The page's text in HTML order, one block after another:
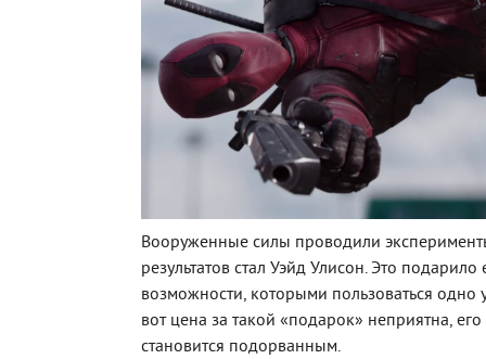
Вооруженные силы проводили
результатов стал Уэйд Улисон. Это
возможности, которыми пользоваться одно
вот цена за такой «подарок» неприятна,
становится подорванным.